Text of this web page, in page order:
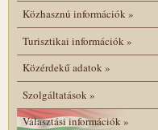
Közhasznú információk»
Turisztikai információk»
Közérdekű adatok»
Szolgáltatások»
Választási információk»